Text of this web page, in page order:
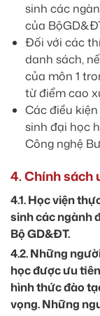
sinh các
của
Đối với các
danh sách,
của môn 1
từ điểm cao
Các điều
sinh đại học
Công nghệ
4. Chính sách
4.1. Học viện
sinh các ngành
Bộ GD&ĐT.
4.2. Những
học được ưu
hình thức đào
vọng. Những